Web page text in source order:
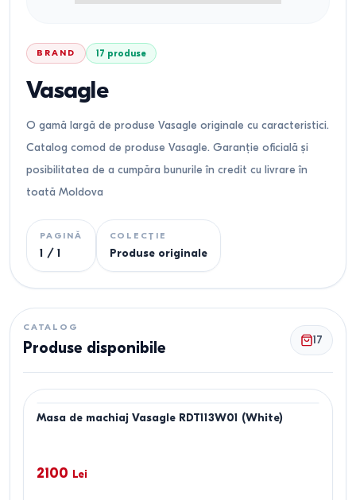
BRAND 17 produse
Vasagle
O gamă largă de produse Vasagle originale cu caracteristici.
Catalog comod de produse Vasagle. Garanție oficială și
posibilitatea de a cumpăra bunurile în credit cu livrare în
toată Moldova
PAGINĂ
1 / 1
COLECȚIE
Produse originale
CATALOG
Produse disponibile 17
Masa de machiaj Vasagle RDT113W01 (White)
2100 Lei